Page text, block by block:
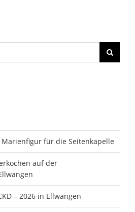
für die Seitenkapelle
auf der
– 2026 in Ellwangen